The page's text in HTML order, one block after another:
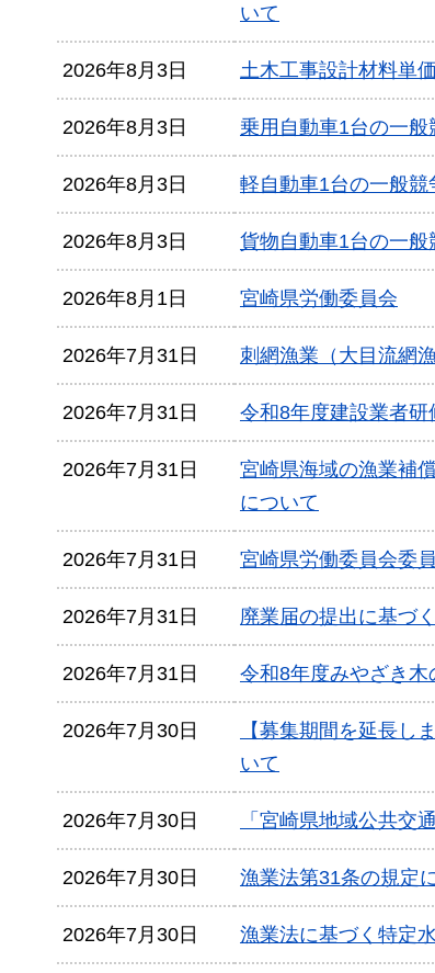
いて
2026年8月3日 土木工事設計材料単
2026年8月3日 乗用自動車1台の一
2026年8月3日 軽自動車1台の一般
2026年8月3日 貨物自動車1台の一
2026年8月1日 宮崎県労働委員会
2026年7月31日 刺網漁業（大目流網
2026年7月31日 令和8年度建設業者研
2026年7月31日
宮崎県海域の漁業補
について
2026年7月31日 宮崎県労働委員会委
2026年7月31日 廃業届の提出に基づ
2026年7月31日 令和8年度みやざき
2026年7月30日
【募集期間を延長し
いて
2026年7月30日 「宮崎県地域公共交
2026年7月30日 漁業法第31条の規定
2026年7月30日 漁業法に基づく特定